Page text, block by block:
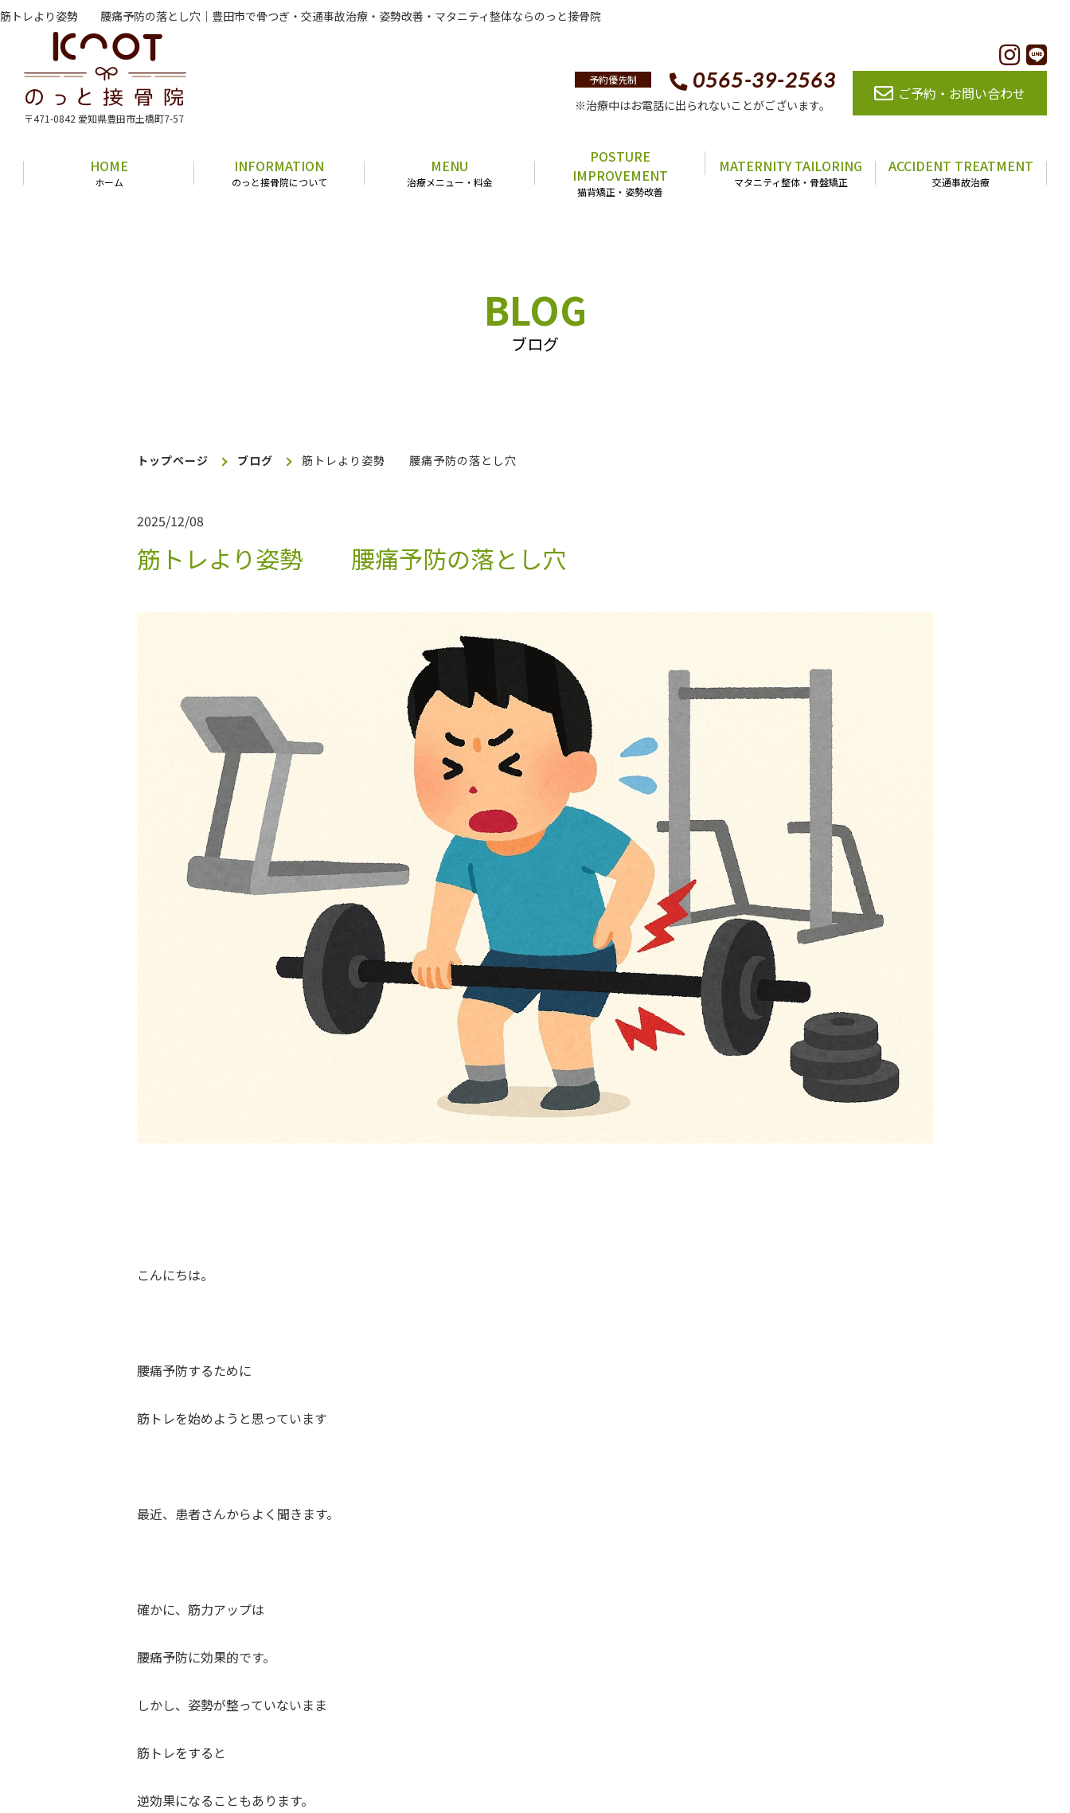
筋トレより姿勢 腰痛予防の落とし穴｜豊田市で骨つぎ・交通事故治療・姿勢改善・マタニティ整体ならのっと接骨院
〒471-0842 愛知県豊田市土橋町7-57
予約優先制 0565-39-2563
※治療中はお電話に出られないことがございます。
ご予約・お問い合わせ
HOME
ホーム
INFORMATION
のっと接骨院について
MENU
治療メニュー・料金
POSTURE
IMPROVEMENT
猫背矯正・姿勢改善
MATERNITY TAILORING
マタニティ整体・骨盤矯正
ACCIDENT TREATMENT
交通事故治療
BLOG
ブログ
トップページ ブログ 筋トレより姿勢 腰痛予防の落とし穴
2025/12/08
筋トレより姿勢 腰痛予防の落とし穴
こんにちは。
腰痛予防するために
筋トレを始めようと思っています
最近、患者さんからよく聞きます。
確かに、筋力アップは
腰痛予防に効果的です。
しかし、姿勢が整っていないまま
筋トレをすると
逆効果になることもあります。